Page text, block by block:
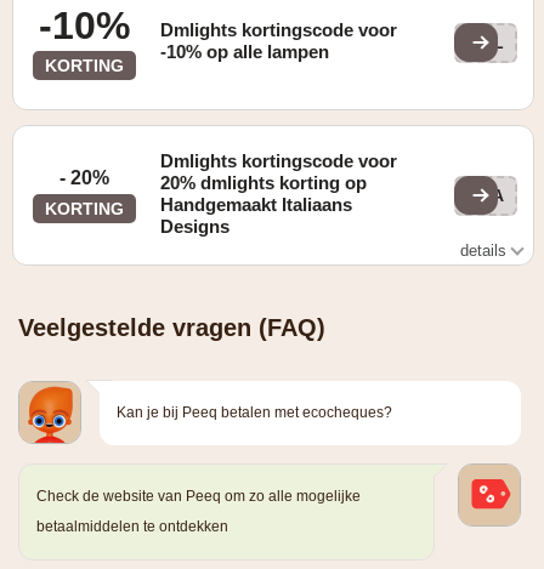
-10%
KORTING
Dmlights kortingscode voor
-10% op alle lampen
10L
- 20%
KORTING
Dmlights kortingscode voor
20% dmlights korting op
Handgemaakt Italiaans
Designs
SLA
details
Veelgestelde vragen (FAQ)
Kan je bij Peeq betalen met ecocheques?
Check de website van Peeq om zo alle mogelijke
betaalmiddelen te ontdekken